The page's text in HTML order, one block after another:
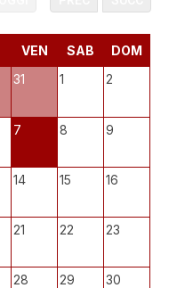
VEN SAB
DOM
31 1 2
7 8 9
14 15 16
21 22 23
28 29 30